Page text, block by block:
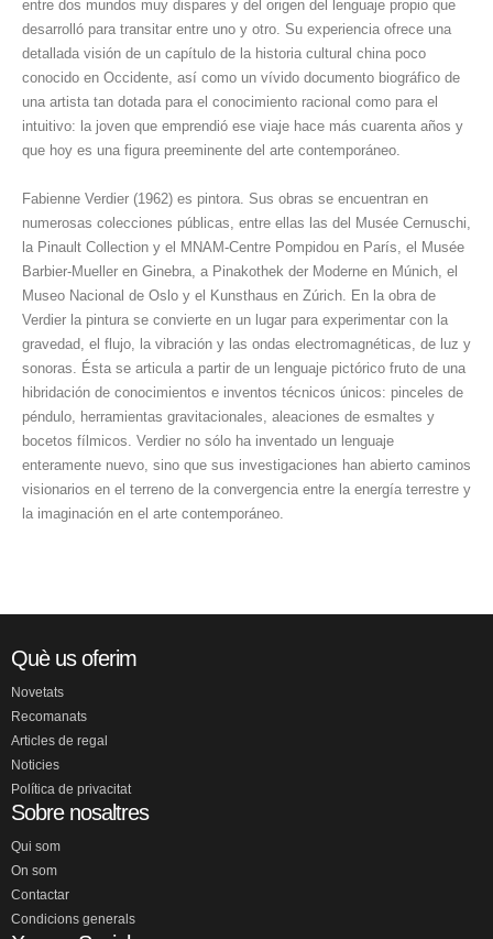
entre dos mundos muy dispares y del origen del lenguaje propio que
desarrolló para transitar entre uno y otro. Su experiencia ofrece una
detallada visión de un capítulo de la historia cultural china poco
conocido en Occidente, así como un vívido documento biográfico de
una artista tan dotada para el conocimiento racional como para el
intuitivo: la joven que emprendió ese viaje hace más cuarenta años y
que hoy es una figura preeminente del arte contemporáneo.
Fabienne Verdier (1962) es pintora. Sus obras se encuentran en
numerosas colecciones públicas, entre ellas las del Musée Cernuschi,
la Pinault Collection y el MNAM-Centre Pompidou en París, el Musée
Barbier-Mueller en Ginebra, a Pinakothek der Moderne en Múnich, el
Museo Nacional de Oslo y el Kunsthaus en Zúrich. En la obra de
Verdier la pintura se convierte en un lugar para experimentar con la
gravedad, el flujo, la vibración y las ondas electromagnéticas, de luz y
sonoras. Ésta se articula a partir de un lenguaje pictórico fruto de una
hibridación de conocimientos e inventos técnicos únicos: pinceles de
péndulo, herramientas gravitacionales, aleaciones de esmaltes y
bocetos fílmicos. Verdier no sólo ha inventado un lenguaje
enteramente nuevo, sino que sus investigaciones han abierto caminos
visionarios en el terreno de la convergencia entre la energía terrestre y
la imaginación en el arte contemporáneo.
Què us oferim
Novetats
Recomanats
Articles de regal
Noticies
Política de privacitat
Sobre nosaltres
Qui som
On som
Contactar
Condicions generals